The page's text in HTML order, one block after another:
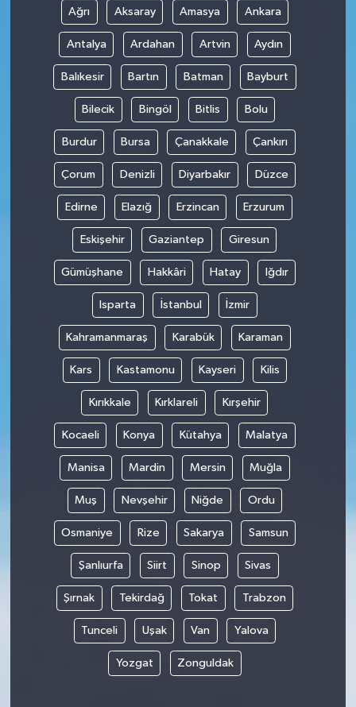
Ağrı Aksaray Amasya Ankara
Antalya Ardahan Artvin Aydın
Balıkesir Bartın Batman Bayburt
Bilecik Bingöl Bitlis Bolu
Burdur Bursa Çanakkale Çankırı
Çorum Denizli Diyarbakır Düzce
Edirne Elazığ Erzincan Erzurum
Eskişehir Gaziantep Giresun
Gümüşhane Hakkâri Hatay Iğdır
Isparta İstanbul İzmir
Kahramanmaraş Karabük Karaman
Kars Kastamonu Kayseri Kilis
Kırıkkale Kırklareli Kırşehir
Kocaeli Konya Kütahya Malatya
Manisa Mardin Mersin Muğla
Muş Nevşehir Niğde Ordu
Osmaniye Rize Sakarya Samsun
Şanlıurfa Siirt Sinop Sivas
Şırnak Tekirdağ Tokat Trabzon
Tunceli Uşak Van Yalova
Yozgat Zonguldak